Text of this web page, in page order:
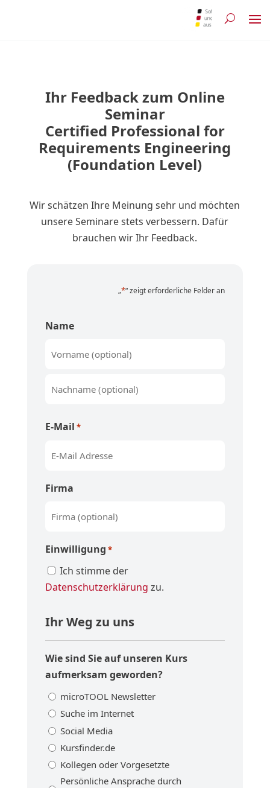
Ihr Feedback zum Online
Seminar
Certified Professional for
Requirements Engineering
(Foundation Level)
Wir schätzen Ihre Meinung sehr und möchten
unsere Seminare stets verbessern. Dafür
brauchen wir Ihr Feedback.
„*“ zeigt erforderliche Felder an
Name
E-Mail *
Firma
Einwilligung *
Ich stimme der
Datenschutzerklärung zu.
Ihr Weg zu uns
Wie sind Sie auf unseren Kurs
aufmerksam geworden?
microTOOL Newsletter
Suche im Internet
Social Media
Kursfinder.de
Kollegen oder Vorgesetzte
Persönliche Ansprache durch